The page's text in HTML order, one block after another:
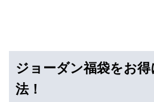
ジョーダン福袋をお
法！